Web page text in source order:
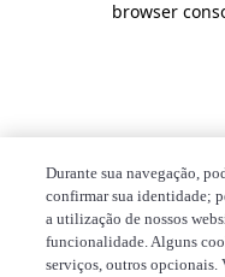
browser
Durante sua navegação,
confirmar sua identidade;
a utilização de nossos
funcionalidade. Alguns
serviços, outros opcionais.